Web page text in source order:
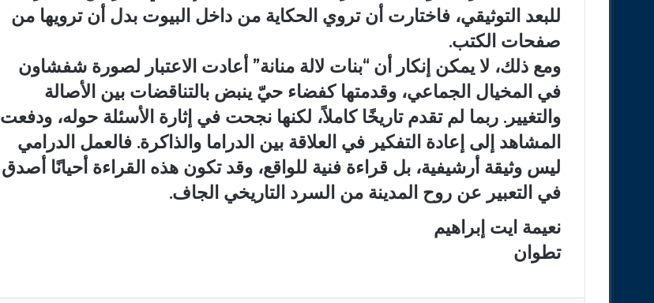
للبعد التوثيقي، فاختارت أن تروي الحكاية من داخل البيوت بدل أن ترويها من
صفحات الكتب.
ومع ذلك، لا يمكن إنكار أن “بنات لالة منانة” أعادت الاعتبار لصورة شفشاون
في المخيال الجماعي، وقدمتها كفضاء حيّ ينبض بالتناقضات بين الأصالة
والتغيير. ربما لم تقدم تاريخًا كاملاً، لكنها نجحت في إثارة الأسئلة حوله، ودفعت
المشاهد إلى إعادة التفكير في العلاقة بين الدراما والذاكرة. فالعمل الدرامي
ليس وثيقة أرشيفية، بل قراءة فنية للواقع، وقد تكون هذه القراءة أحيانًا أصدق
في التعبير عن روح المدينة من السرد التاريخي الجاف.
نعيمة ايت إبراهيم
تطوان